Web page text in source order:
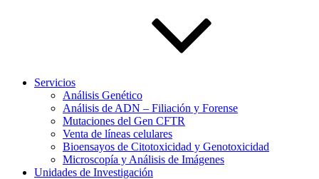
Servicios
Análisis Genético
Análisis de ADN – Filiación y Forense
Mutaciones del Gen CFTR
Venta de líneas celulares
Bioensayos de Citotoxicidad y Genotoxicidad
Microscopía y Análisis de Imágenes
Unidades de Investigación